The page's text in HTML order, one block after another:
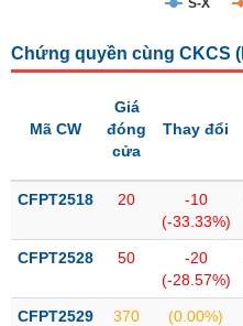
thái
thị
Niêm
Niêm
S-X
Chứng quyền cùng CKCS (
Mã CW
Giá
đóng
cửa
Thay đổi
CFPT2518 20
-10
(-33.33%)
CFPT2528 50
-20
(-28.57%)
CFPT2529 370 (0.00%)
NGÀNH
NGHIỆP
PHIẾU